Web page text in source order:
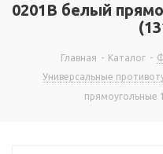
0201B белый
Главная - Каталог -
Универсальные
прямоугольные